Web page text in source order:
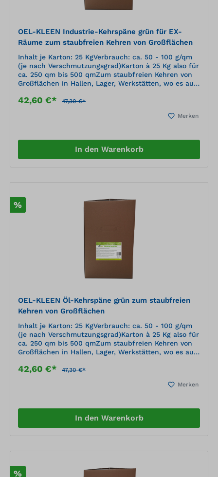
OEL-KLEEN Industrie-Kehrspäne grün für EX-
Räume zum staubfreien Kehren von Großflächen
Inhalt je Karton: 25 KgVerbrauch: ca. 50 - 100 g/qm
(je nach Verschmutzungsgrad)Karton à 25 Kg also für
ca. 250 qm bis 500 qmZum staubfreien Kehren von
Großflächen in Hallen, Lager, Werkstätten, wo es auf
ankommt.Neutrales Kehrmittel für alle nicht
reinigendes Kehrmittel-Konzentrat mit hohem WAS-
EX-Räume und Hallen).Für Industrieböden aus Stein,
Beton, Holz usw.Anwendung:Kehrspane in einer Reihe
auf den Boden geben, und diese wie beim normalen
42,60 €* 47,30 €*
Merken
In den Warenkorb
%
OEL-KLEEN Öl-Kehrspäne grün zum staubfreien
Kehren von Großflächen
Inhalt je Karton: 25 KgVerbrauch: ca. 50 - 100 g/qm
(je nach Verschmutzungsgrad)Karton à 25 Kg also für
ca. 250 qm bis 500 qmZum staubfreien Kehren von
Großflächen in Hallen, Lager, Werkstätten, wo es auf
ankommt.Enthalten hochwertige, säurefreie Öle, die
verschmieren.Staubbindendes, reinigungsintensives
Beton usw.Anwendung:Kehrspane in einer Reihe auf
den Boden geben, und diese wie beim normalen
Kehren vor sich hinbewegen.Auf stark verschmutzen
42,60 €* 47,30 €*
Merken
In den Warenkorb
%